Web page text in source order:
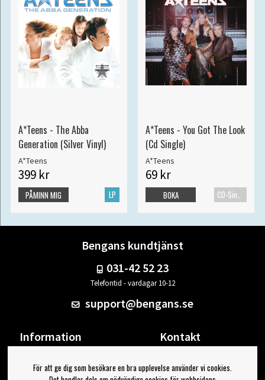
A*Teens - The Abba
Generation (Silver Vinyl)
A*Teens
399 kr
LP
PÅMINN MIG
A*Teens - You Got The Look
(Cd Single)
A*Teens
69 kr
CD-Singel
BOKA
Bengans kundtjänst
031-42 52 23
Telefontid - vardagar 10-12
support@bengans.se
Information
Om Bengans
Kontakt
Din sida
För att ge dig som besökare en bra upplevelse använder vi cookies.